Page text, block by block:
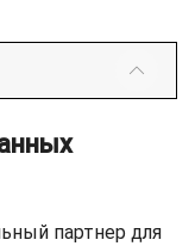
партнер для